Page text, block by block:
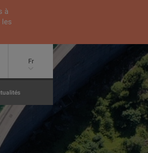
à
les
Fr